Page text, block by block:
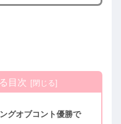
目次
グオブコント優勝で